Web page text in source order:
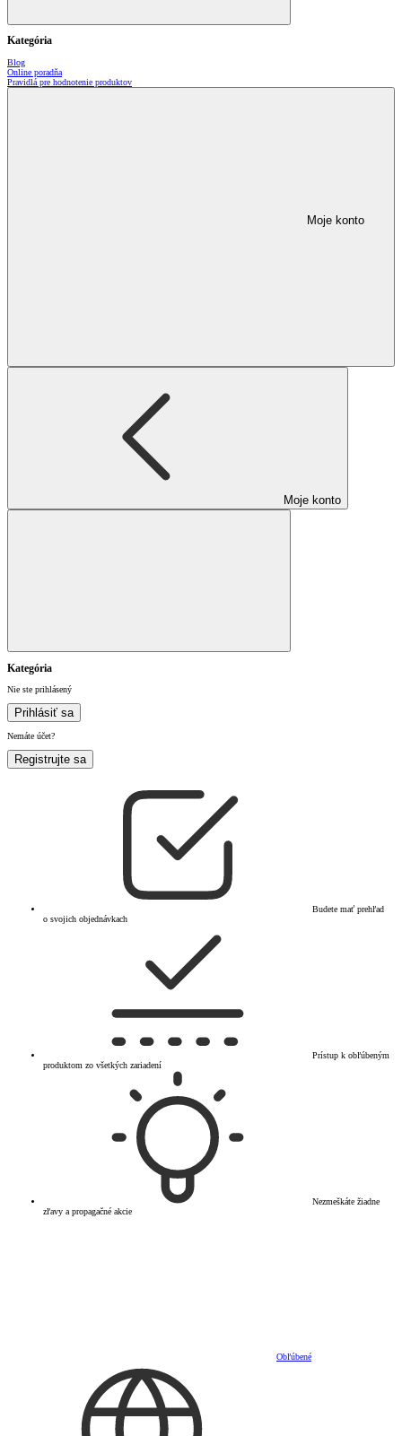
Kategória
Blog
Online poradňa
Pravidlá pre hodnotenie produktov
Moje konto
Moje konto
Kategória
Nie ste prihlásený
Prihlásiť sa
Nemáte účet?
Registrujte sa
Budete mať prehľad
o svojich objednávkach
Prístup k obľúbeným
produktom zo všetkých zariadení
Nezmeškáte žiadne
zľavy a propagačné akcie
Obľúbené